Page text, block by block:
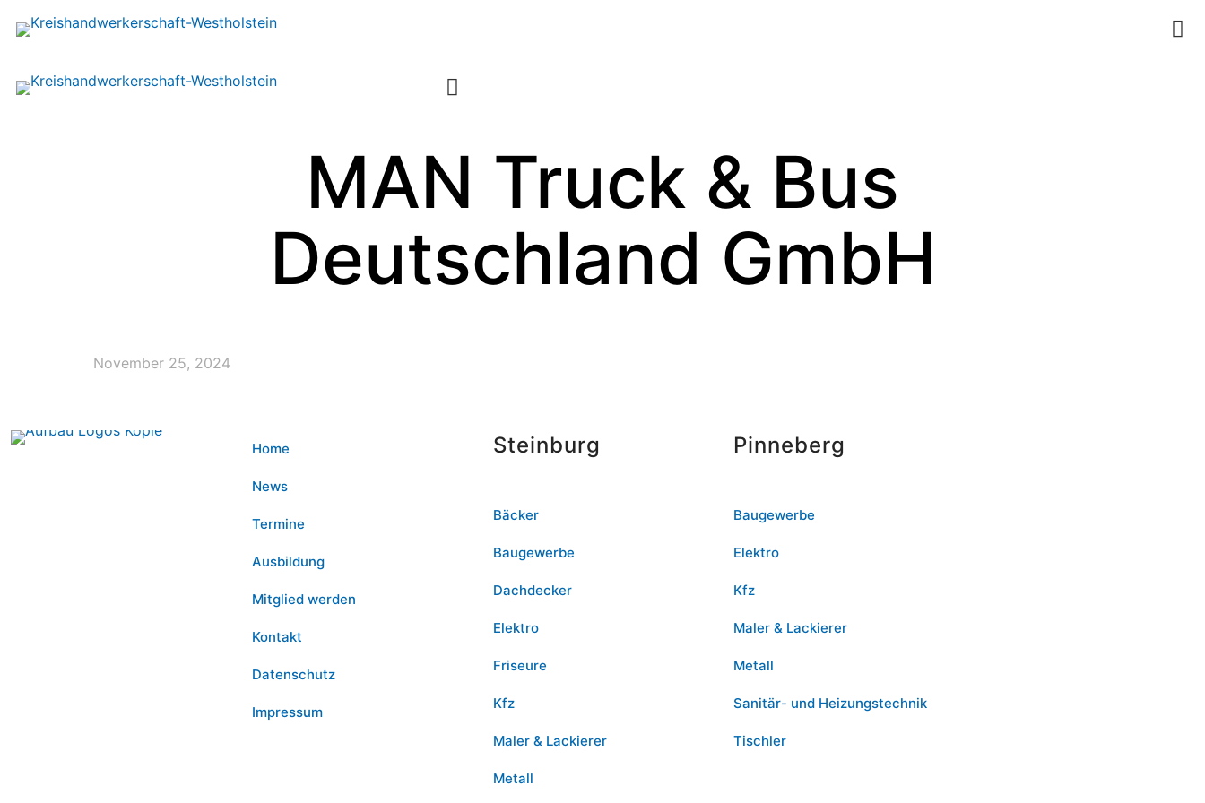
MAN Truck & Bus
Deutschland GmbH
November 25, 2024
Home
News
Termine
Ausbildung
Mitglied werden
Kontakt
Datenschutz
Impressum
Steinburg
Bäcker
Baugewerbe
Dachdecker
Elektro
Friseure
Kfz
Maler & Lackierer
Metall
Pinneberg
Baugewerbe
Elektro
Kfz
Maler & Lackierer
Metall
Sanitär- und Heizungstechnik
Tischler